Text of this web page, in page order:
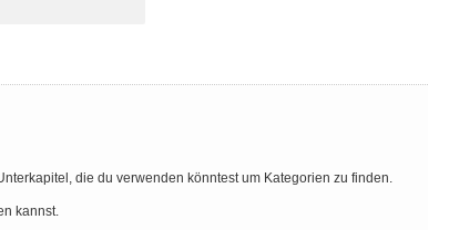
die du verwenden könntest um Kategorien zu finden.
kannst.